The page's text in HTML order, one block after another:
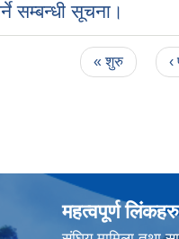
सम्बन्धी सूचना।
« शुरु ‹
महत्वपूर्ण लिंकहरु